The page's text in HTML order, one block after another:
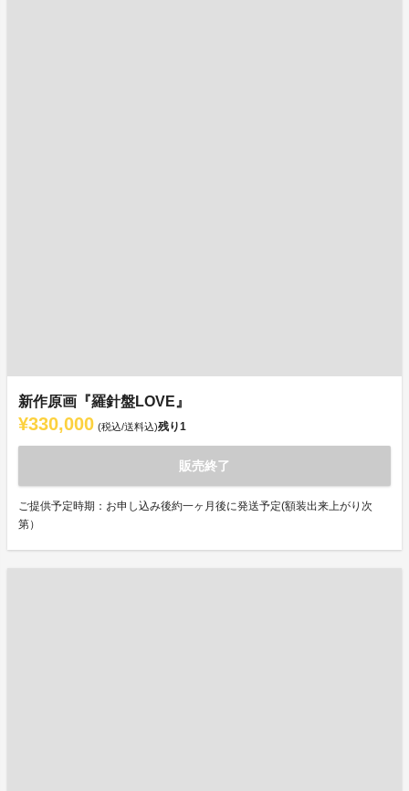
新作原画『羅針盤LOVE』
¥330,000 (税込/送料込)残り1
販売終了
ご提供予定時期：お申し込み後約一ヶ月後に発送予定(額装出来上がり次
第）